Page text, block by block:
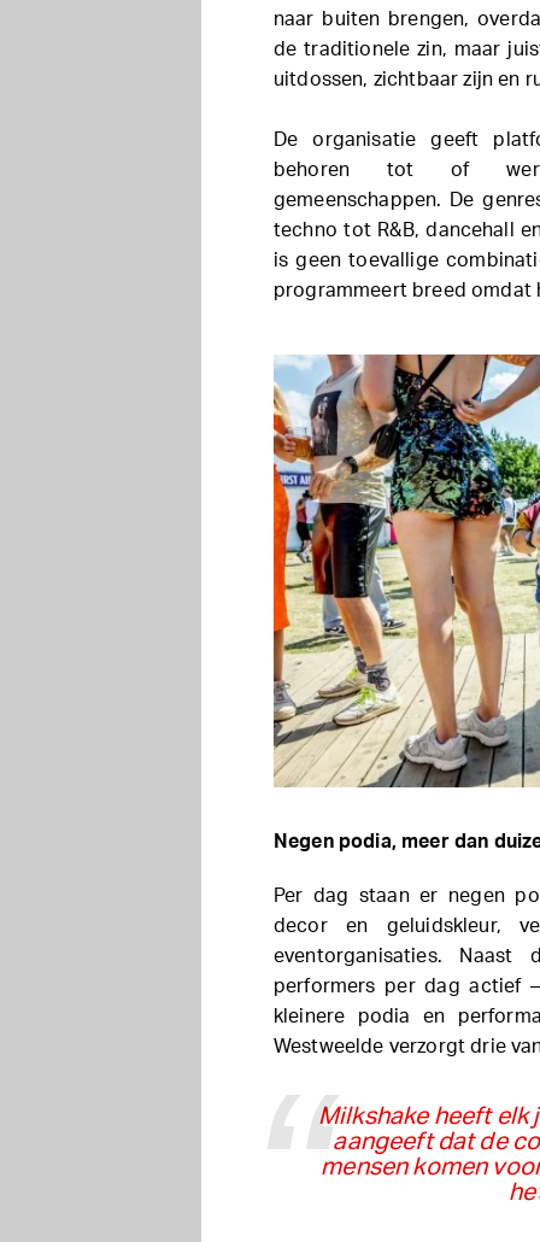
naar buiten brengen,
de traditionele zin, maar
uitdossen, zichtbaar zijn en
De organisatie geeft
behoren tot of
gemeenschappen. De
techno tot R&B, dancehall
is geen toevallige
programmeert breed omdat
Negen podia, meer dan
Per dag staan er negen
decor en geluidskleur,
eventorganisaties.
performers per dag actief
kleinere podia en
Westweelde verzorgt drie
Milkshake heeft elk
aangeeft dat de
mensen komen